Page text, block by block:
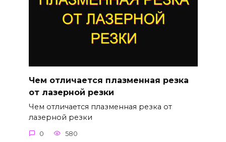
Чем отличается плазменная резка
от лазерной резки
Чем отличается плазменная резка от
лазерной резки
0 580